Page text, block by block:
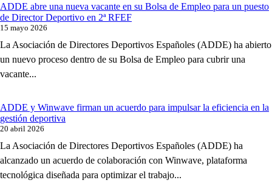
ADDE abre una nueva vacante en su Bolsa de Empleo para un puesto
de Director Deportivo en 2ª RFEF
15 mayo 2026
La Asociación de Directores Deportivos Españoles (ADDE) ha abierto
un nuevo proceso dentro de su Bolsa de Empleo para cubrir una
vacante...
ADDE y Winwave firman un acuerdo para impulsar la eficiencia en la
gestión deportiva
20 abril 2026
La Asociación de Directores Deportivos Españoles (ADDE) ha
alcanzado un acuerdo de colaboración con Winwave, plataforma
tecnológica diseñada para optimizar el trabajo...